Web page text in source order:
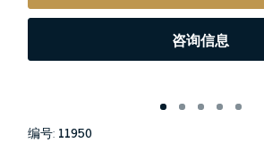
咨询信息
编号: 11950